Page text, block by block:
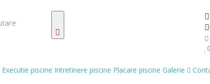
0
Executie piscine Intretinere piscine Placare piscine Galerie